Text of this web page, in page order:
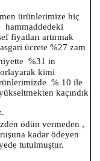
ürünlerimize hiç
hammaddedeki
fiyatları artırmak
asgariücrete %27 zam
%31 in
kimi
% 10 ile
kaçındık
ödün vermeden ,
kadar ödeyen
tutulmuştur.